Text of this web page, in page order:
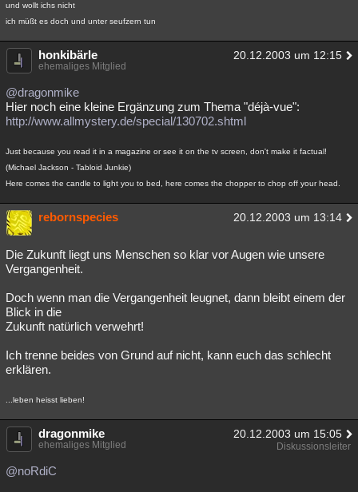
und wollt ichs nicht
ich müßt es doch und unter seufzern tun
honkibärle 20.12.2003 um 12:15
ehemaliges Mitglied
@dragonmike
Hier noch eine kleine Ergänzung zum Thema "déjà-vue":
http://www.allmystery.de/special/130702.shtml
Just because you read it in a magazine or see it on the tv screen, don't make it factual!
(Michael Jackson - Tabloid Junkie)
Here comes the candle to light you to bed, here comes the chopper to chop off your head.
rebornspecies 20.12.2003 um 13:14
Die Zukunft liegt uns Menschen so klar vor Augen wie unsere
Vergangenheit.
Doch wenn man die Vergangenheit leugnet, dann bleibt einem der
Blick in die
Zukunft natürlich verwehrt!
Ich trenne beides von Grund auf nicht, kann euch das schlecht
erklären.
...leben heisst lieben!
dragonmike 20.12.2003 um 15:05
ehemaliges Mitglied Diskussionsleiter
@noRdiC